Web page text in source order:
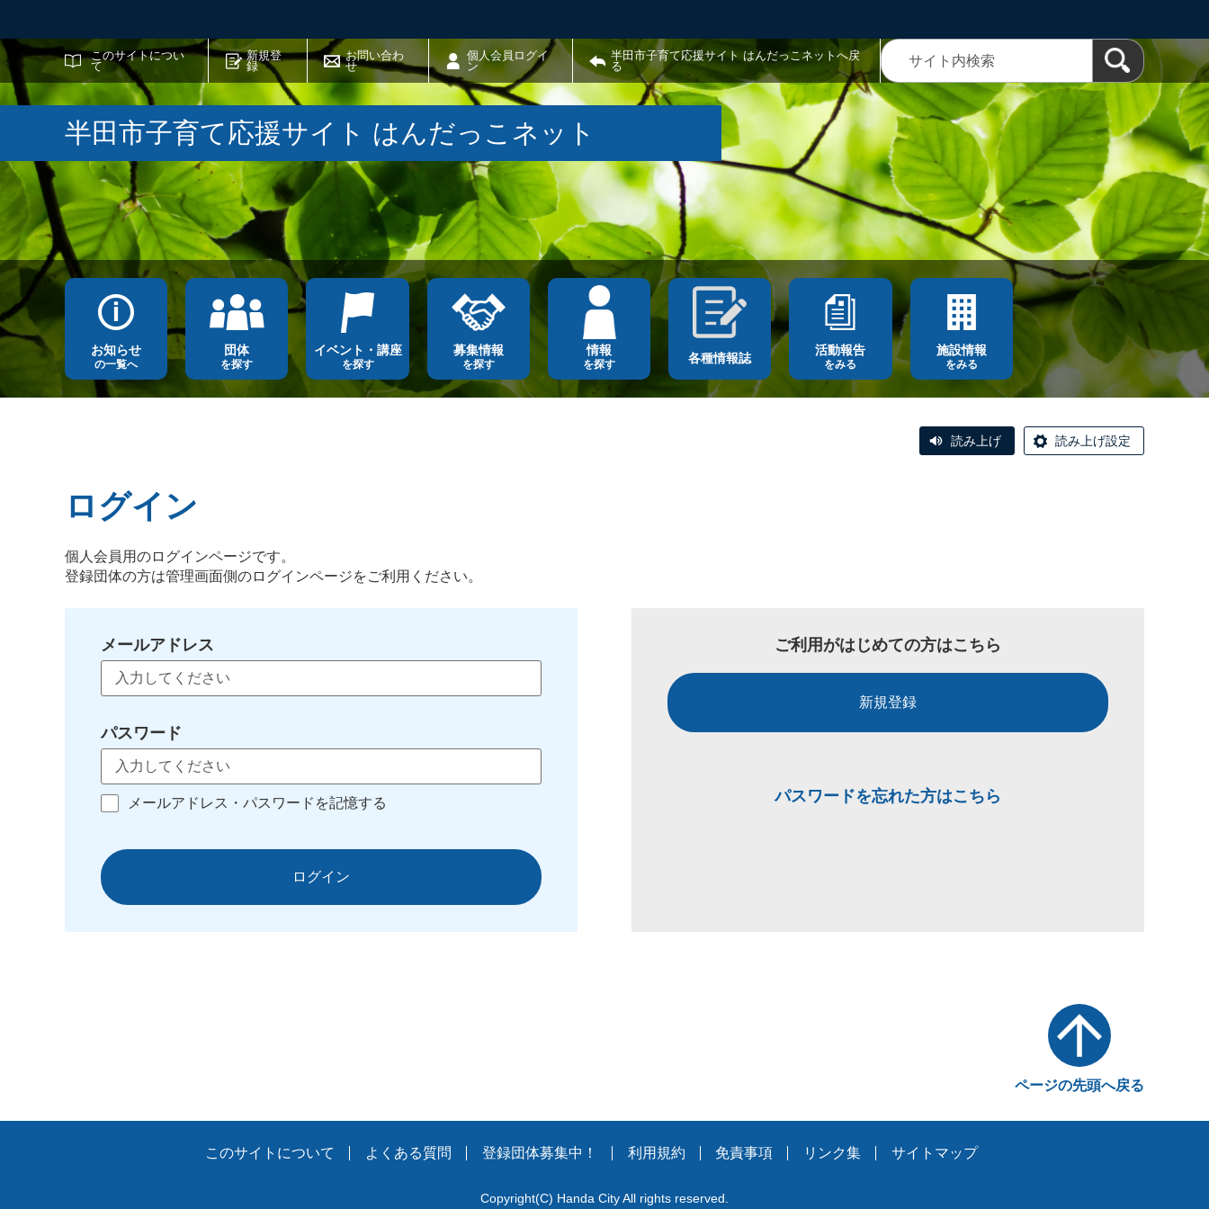
このサイトについ
て
新規登
録
お問い合わ
せ
個人会員ログイ
ン
半田市子育て応援サイト はんだっこネットへ戻
る
サイト内検索
半田市子育て応援サイト はんだっこネット
お知らせ
の一覧へ
団体
を探す
イベント・講座
を探す
募集情報
を探す
情報
を探す 各種情報誌
活動報告
をみる
施設情報
をみる
読み上げ 読み上げ設定
ログイン
個人会員用のログインページです。
登録団体の方は管理画面側のログインページをご利用ください。
メールアドレス
パスワード
メールアドレス・パスワードを記憶する
ログイン
ご利用がはじめての方はこちら
新規登録
パスワードを忘れた方はこちら
ページの先頭へ戻る
このサイトについて よくある質問 登録団体募集中！ 利用規約 免責事項 リンク集 サイトマップ
Copyright(C) Handa City All rights reserved.